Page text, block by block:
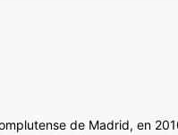
de Madrid, en